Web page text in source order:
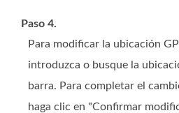
Paso 4.
Para modificar la ubicación
introduzca o busque la
barra. Para completar el
haga clic en "Confirmar